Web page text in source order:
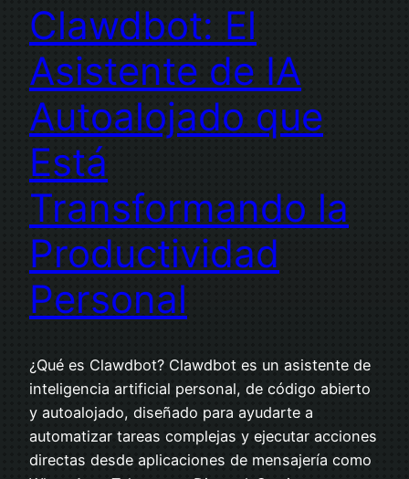
Clawdbot: El
Asistente de IA
Autoalojado que
Está
Transformando la
Productividad
Personal
¿Qué es Clawdbot? Clawdbot es un asistente de
inteligencia artificial personal, de código abierto
y autoalojado, diseñado para ayudarte a
automatizar tareas complejas y ejecutar acciones
directas desde aplicaciones de mensajería como